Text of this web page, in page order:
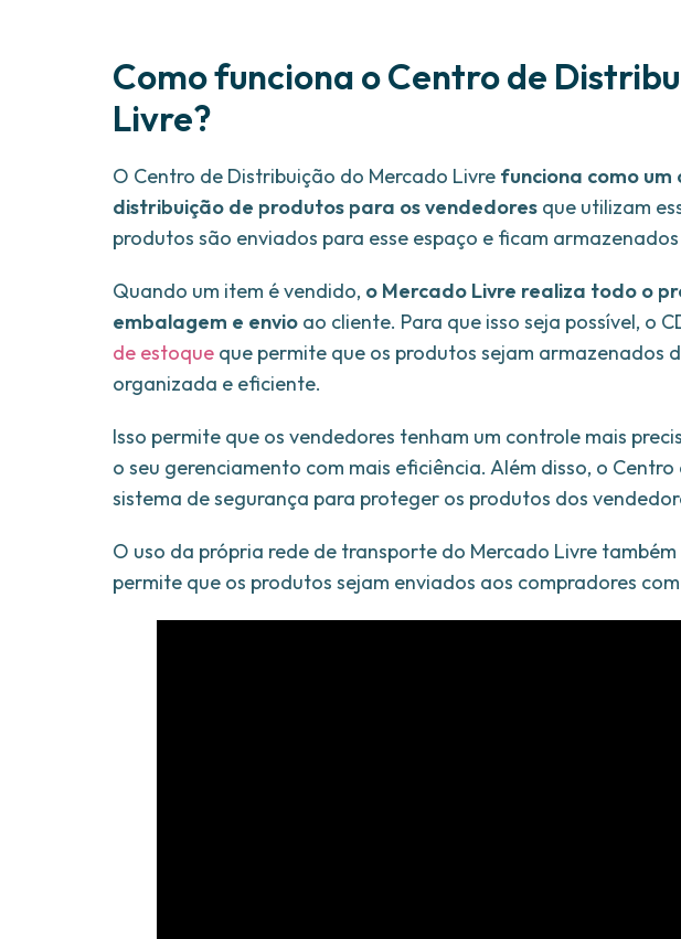
Como funciona o Centro de
Livre?
O Centro de Distribuição do Mercado Livre funciona como
distribuição de produtos para os vendedores que utilizam
produtos são enviados para esse espaço e ficam
Quando um item é vendido, o Mercado Livre realiza todo o
embalagem e envio ao cliente. Para que isso seja possível, o
de estoque que permite que os produtos sejam armazenados
organizada e eficiente.
Isso permite que os vendedores tenham um controle mais
o seu gerenciamento com mais eficiência. Além disso, o
sistema de segurança para proteger os produtos dos
O uso da própria rede de transporte do Mercado Livre
permite que os produtos sejam enviados aos compradores